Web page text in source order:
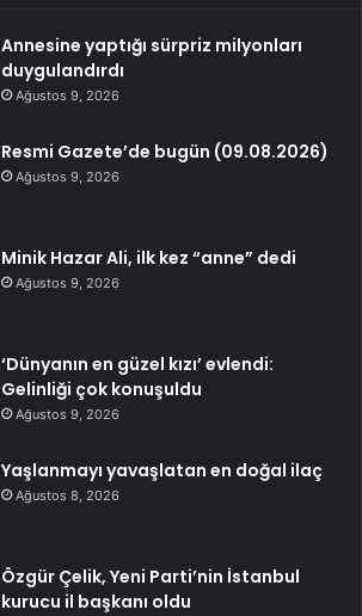
Annesine yaptığı sürpriz milyonları
duygulandırdı
Ağustos 9, 2026
Resmi Gazete’de bugün (09.08.2026)
Ağustos 9, 2026
Minik Hazar Ali, ilk kez “anne” dedi
Ağustos 9, 2026
‘Dünyanın en güzel kızı’ evlendi:
Gelinliği çok konuşuldu
Ağustos 9, 2026
Yaşlanmayı yavaşlatan en doğal ilaç
Ağustos 8, 2026
Özgür Çelik, Yeni Parti’nin İstanbul
kurucu il başkanı oldu